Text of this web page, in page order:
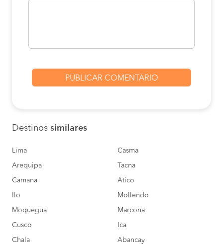
Destinos similares
Lima Casma
Arequipa Tacna
Camana Atico
Ilo Mollendo
Moquegua Marcona
Cusco Ica
Chala Abancay